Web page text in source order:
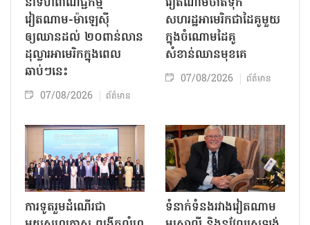
វៀតណាម-ម៉ាឡេស៊ី
ឲ្យឈានដល់ ២០ពាន់លាន
ដុល្លារអាមេរិកក្នុងពេល
ឆាប់ៗនេះ
07/08/2026 ព័ត៌មាន
សហរដ្ឋអាមេរិកជាដៃគូមួយ
ក្នុងចំណោមដៃគូ
សំខាន់ឈានមុខគេ
07/08/2026 ព័ត៌មាន
ការទូតរួមដំណើរជា
ទំនាក់ទំនងរវាងវៀតណាម